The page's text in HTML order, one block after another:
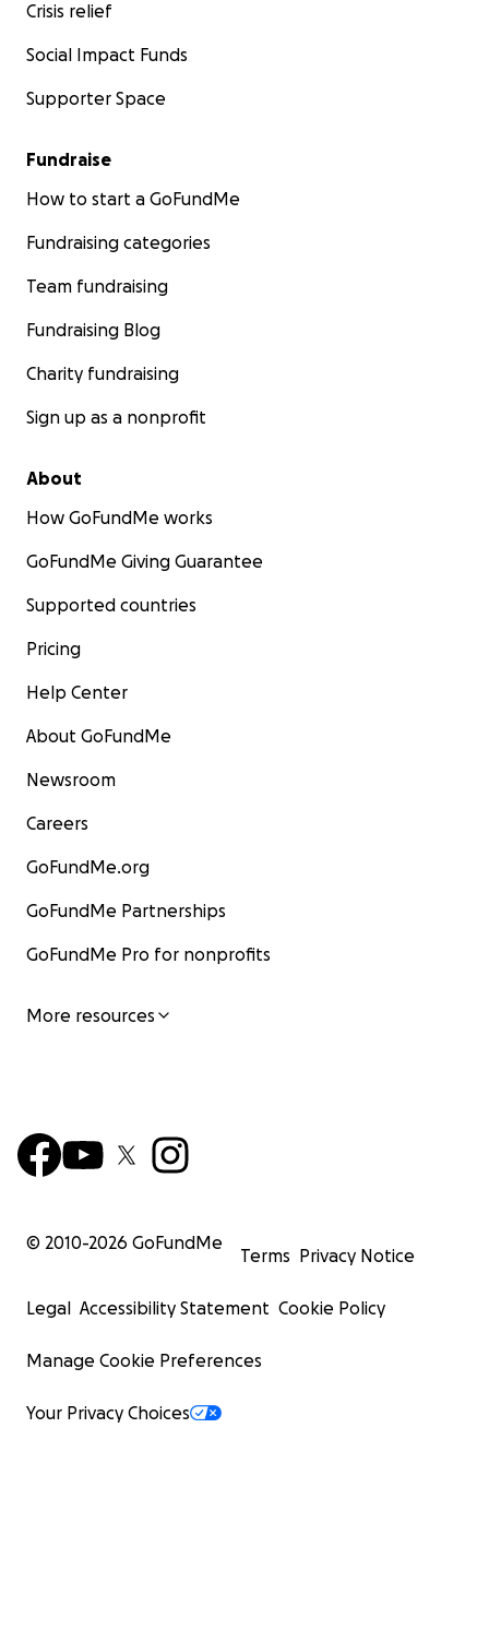
Crisis relief
Social Impact Funds
Supporter Space
Fundraise
How to start a GoFundMe
Fundraising categories
Team fundraising
Fundraising Blog
Charity fundraising
Sign up as a nonprofit
About
How GoFundMe works
GoFundMe Giving Guarantee
Supported countries
Pricing
Help Center
About GoFundMe
Newsroom
Careers
GoFundMe.org
GoFundMe Partnerships
GoFundMe Pro for nonprofits
More resources
© 2010-2026 GoFundMe
Terms Privacy Notice
Legal Accessibility Statement Cookie Policy
Manage Cookie Preferences
Your Privacy Choices